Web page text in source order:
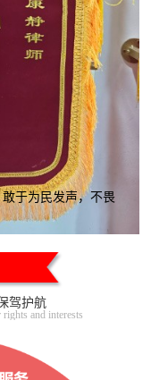
于为民发声，不畏
驾护航
and interests